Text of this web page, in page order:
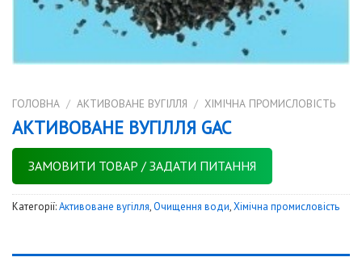
ГОЛОВНА / АКТИВОВАНЕ ВУГІЛЛЯ / ХІМІЧНА ПРОМИСЛОВІСТЬ
АКТИВОВАНЕ ВУГІЛЛЯ GAC
ЗАМОВИТИ ТОВАР / ЗАДАТИ ПИТАННЯ
Категорії:Активоване вугілля,Очищення води,Хімічна промисловість